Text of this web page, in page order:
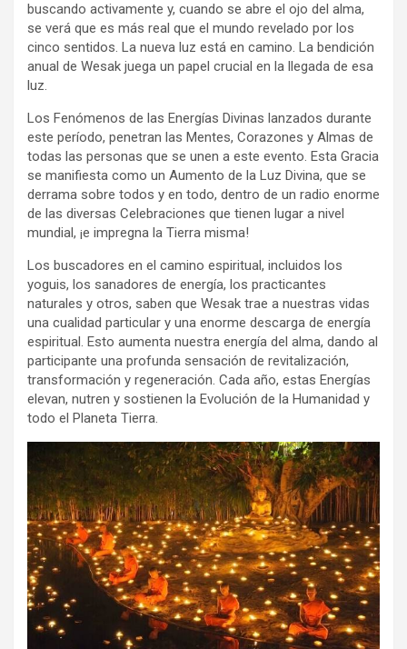
buscando activamente y, cuando se abre el ojo del alma,
se verá que es más real que el mundo revelado por los
cinco sentidos. La nueva luz está en camino. La bendición
anual de Wesak juega un papel crucial en la llegada de esa
luz.
Los Fenómenos de las Energías Divinas lanzados durante
este período, penetran las Mentes, Corazones y Almas de
todas las personas que se unen a este evento. Esta Gracia
se manifiesta como un Aumento de la Luz Divina, que se
derrama sobre todos y en todo, dentro de un radio enorme
de las diversas Celebraciones que tienen lugar a nivel
mundial, ¡e impregna la Tierra misma!
Los buscadores en el camino espiritual, incluidos los
yoguis, los sanadores de energía, los practicantes
naturales y otros, saben que Wesak trae a nuestras vidas
una cualidad particular y una enorme descarga de energía
espiritual. Esto aumenta nuestra energía del alma, dando al
participante una profunda sensación de revitalización,
transformación y regeneración. Cada año, estas Energías
elevan, nutren y sostienen la Evolución de la Humanidad y
todo el Planeta Tierra.